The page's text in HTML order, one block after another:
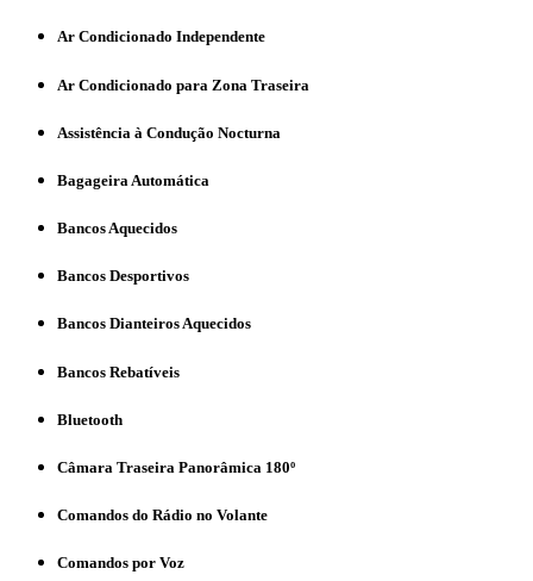
Ar Condicionado Independente
Ar Condicionado para Zona Traseira
Assistência à Condução Nocturna
Bagageira Automática
Bancos Aquecidos
Bancos Desportivos
Bancos Dianteiros Aquecidos
Bancos Rebatíveis
Bluetooth
Câmara Traseira Panorâmica 180º
Comandos do Rádio no Volante
Comandos por Voz